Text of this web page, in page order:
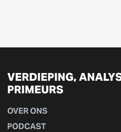
VERDIEPING,
PRIMEURS
OVER ONS
PODCAST